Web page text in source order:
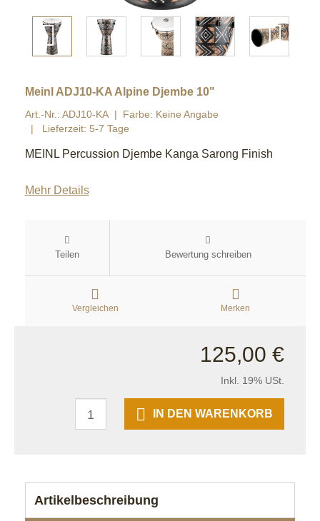
Meinl ADJ10-KA Alpine Djembe 10"
Art.-Nr.: ADJ10-KA
Farbe: Keine Angabe
Lieferzeit: 5-7 Tage
MEINL Percussion Djembe Kanga Sarong Finish
Mehr Details
Teilen Bewertung schreiben
Vergleichen Merken
125,00 €
Inkl. 19% USt.
IN DEN WARENKORB
Artikelbeschreibung